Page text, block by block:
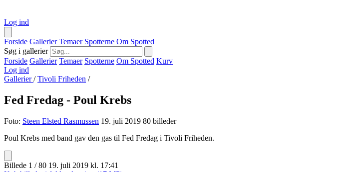
Log ind
Forside Gallerier Temaer Spotterne Om Spotted
Søg i gallerier
Forside Gallerier Temaer Spotterne Om Spotted Kurv
Log ind
Gallerier/ Tivoli Friheden /
Fed Fredag - Poul Krebs
Foto: Steen Elsted Rasmussen 19. juli 2019 80 billeder
Poul Krebs med band gav den gas til Fed Fredag i Tivoli Friheden.
Billede 1 / 80 19. juli 2019 kl. 17:41